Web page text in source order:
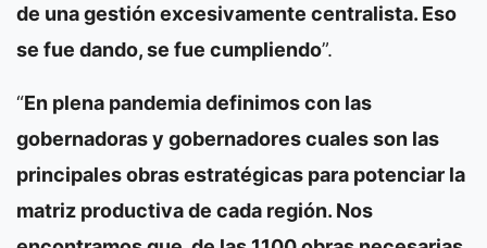
de una gestión excesivamente centralista. Eso
se fue dando, se fue cumpliendo”.
“En plena pandemia definimos con las
gobernadoras y gobernadores cuales son las
principales obras estratégicas para potenciar la
matriz productiva de cada región. Nos